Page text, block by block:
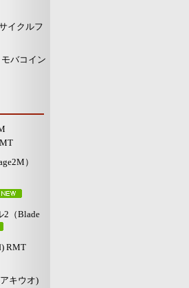
イクルフ
バコイン
）
2（Blade
RMT
キウオ)